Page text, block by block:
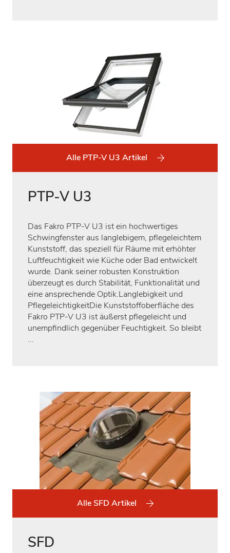
Alle PTP-V U3 Artikel
PTP-V U3
Das Fakro PTP-V U3 ist ein hochwertiges
Schwingfenster aus langlebigem, pflegeleichtem
Kunststoff, das speziell für Räume mit erhöhter
Luftfeuchtigkeit wie Küche oder Bad entwickelt
wurde. Dank seiner robusten Konstruktion
überzeugt es durch Stabilität, Funktionalität und
eine ansprechende Optik.Langlebigkeit und
PflegeleichtigkeitDie Kunststoffoberfläche des
Fakro PTP-V U3 ist äußerst pflegeleicht und
unempfindlich gegenüber Feuchtigkeit. So bleibt
...
Alle SFD Artikel
SFD